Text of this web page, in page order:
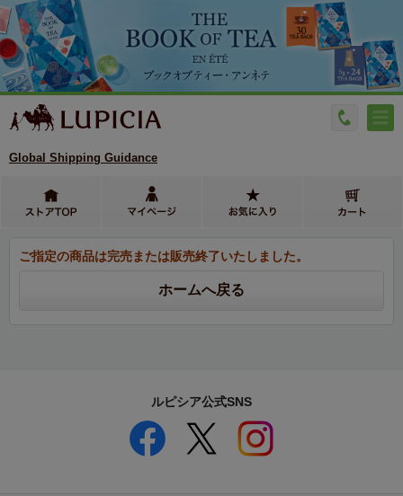
Global Shipping Guidance
ご指定の商品は完売または販売終了いたしました。
ルピシア公式SNS